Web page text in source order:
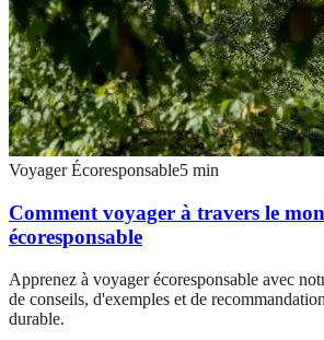
Voyager Écoresponsable5 min
Comment voyager à travers le
écoresponsable
Apprenez à voyager écoresponsable avec
de conseils, d'exemples et de
durable.